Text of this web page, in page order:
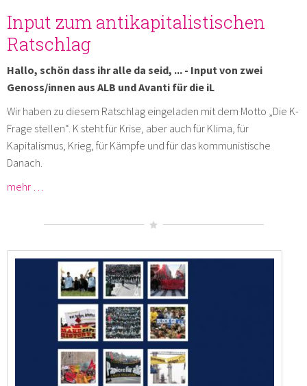
Input zum antikapitalistischen
Ratschlag
Hallo, schön dass ihr alle da seid, ... - Input von zwei
Genoss/innen aus ALB und Avanti für die iL
Wir haben zu diesem Ratschlag eingeladen mit dem Motto „Die K-
Frage stellen“. K steht für Krise, aber auch für Klima, für
Kapitalismus, Krieg, für Kämpfe und für das kommunistische
Danach.
mehr …